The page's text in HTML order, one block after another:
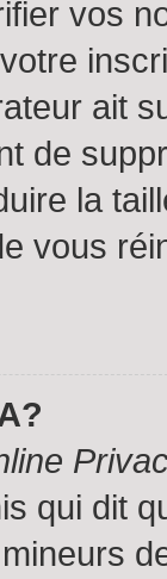
vos
ait
de
la
vous
qui dit